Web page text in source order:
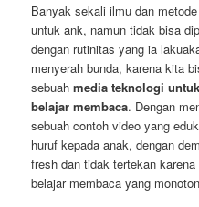
Banyak sekali ilmu dan
untuk ank, namun tidak bisa
dengan rutinitas yang ia
menyerah bunda, karena kita
sebuahmedia teknologi
belajar membaca. Dengan
sebuah contoh video yang
huruf kepada anak, dengan
fresh dan tidak tertekan
belajar membaca yang